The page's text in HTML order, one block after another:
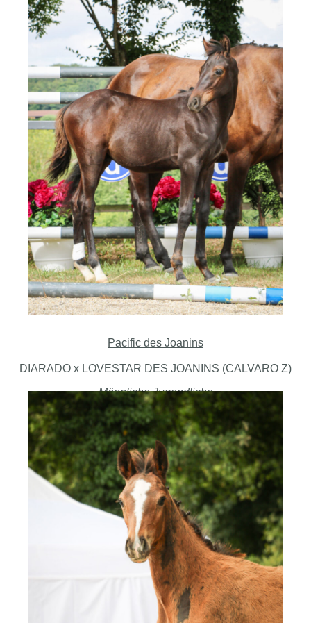
Pacific des Joanins
DIARADO x LOVESTAR DES JOANINS (CALVARO Z)
Männliche Jugendliche